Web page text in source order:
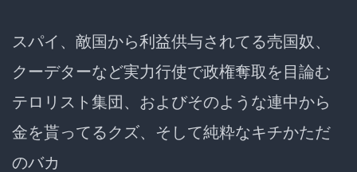
スパイ、敵国から利益供与されてる売国奴、
クーデターなど実力行使で政権奪取を目論む
テロリスト集団、およびそのような連中から
金を貰ってるクズ、そして純粋なキチかただ
のバカ